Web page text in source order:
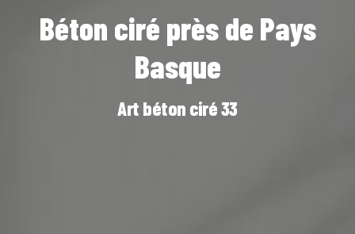
Béton ciré près de Pays
Basque
Art béton ciré 33